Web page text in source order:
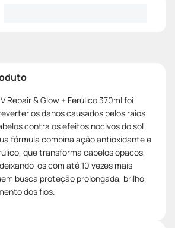
Repair & Glow + Ferúlico 370ml foi
os danos causados pelos raios
contra os efeitos nocivos do sol
fórmula combina ação antioxidante e
que transforma cabelos opacos,
os com até 10 vezes mais
busca proteção prolongada, brilho
dos fios.